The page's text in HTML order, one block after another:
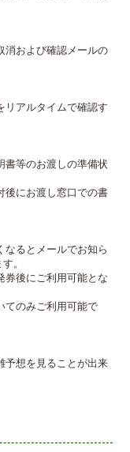
および確認メールの
アルタイムで確認す
等のお渡しの準備状
にお渡し窓口での書
るとメールでお知ら
。
後にご利用可能とな
のみご利用可能で
想を見ることが出来